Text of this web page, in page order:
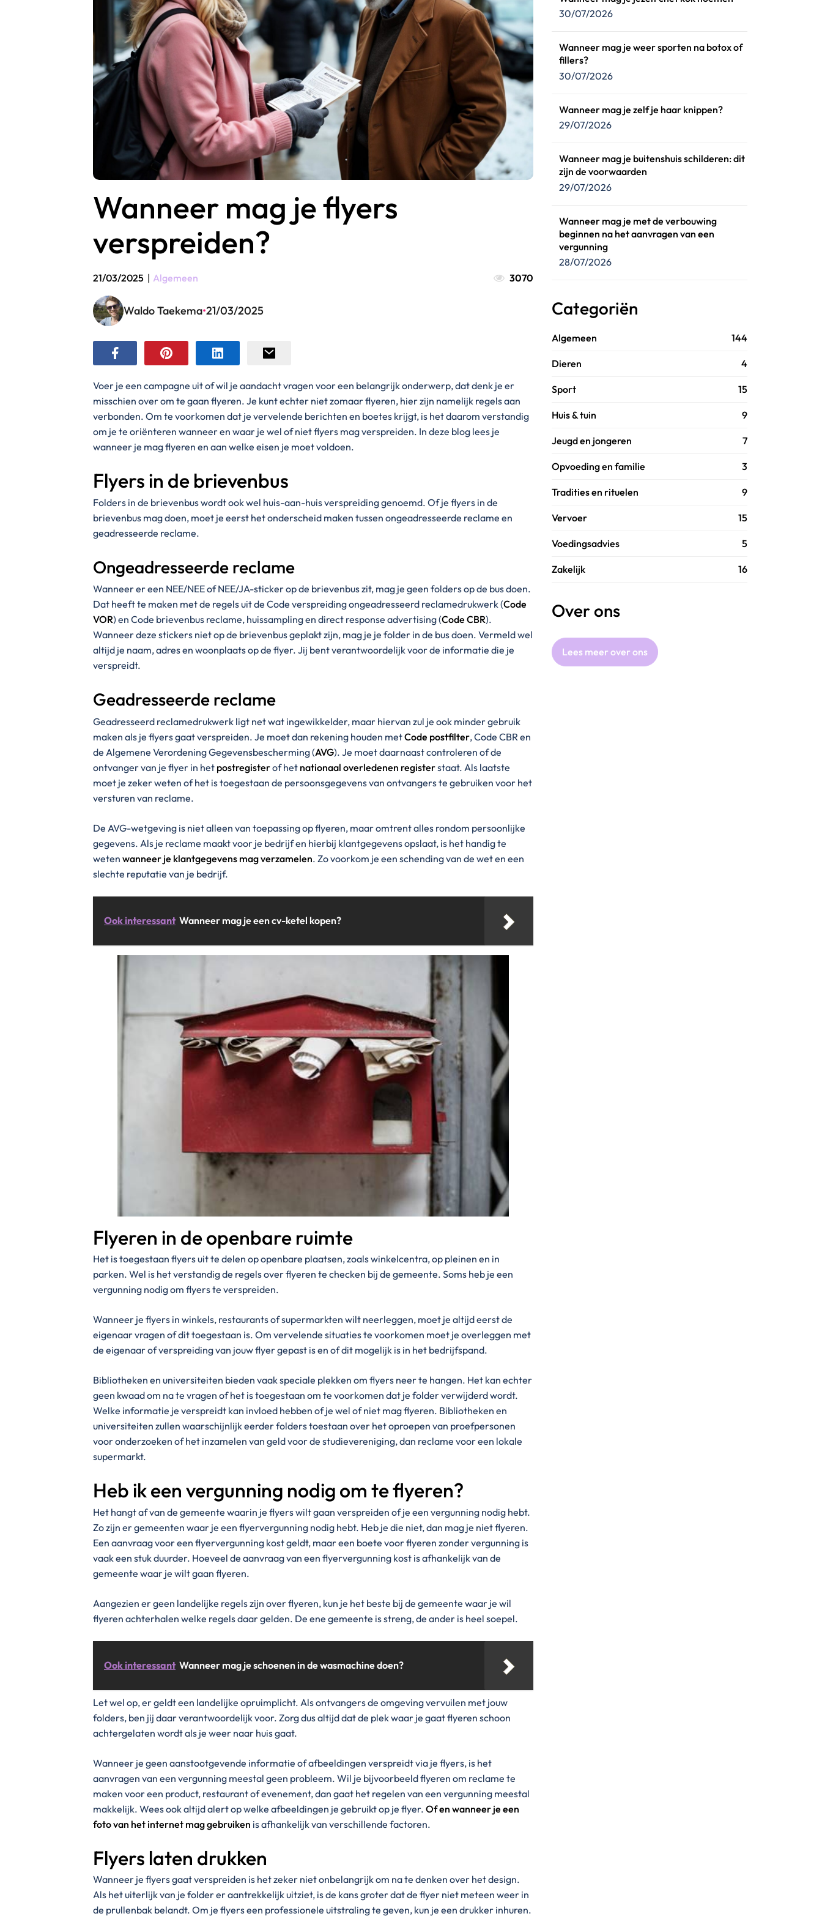
Wanneer mag je flyers
verspreiden?
21/03/2025 | Algemeen 3070
Waldo Taekema•21/03/2025
Voer je een campagne uit of wil je aandacht vragen voor een belangrijk onderwerp, dat denk je er
misschien over om te gaan flyeren. Je kunt echter niet zomaar flyeren, hier zijn namelijk regels aan
verbonden. Om te voorkomen dat je vervelende berichten en boetes krijgt, is het daarom verstandig
om je te oriënteren wanneer en waar je wel of niet flyers mag verspreiden. In deze blog lees je
wanneer je mag flyeren en aan welke eisen je moet voldoen.
Flyers in de brievenbus
Folders in de brievenbus wordt ook wel huis-aan-huis verspreiding genoemd. Of je flyers in de
brievenbus mag doen, moet je eerst het onderscheid maken tussen ongeadresseerde reclame en
geadresseerde reclame.
Ongeadresseerde reclame
Wanneer er een NEE/NEE of NEE/JA-sticker op de brievenbus zit, mag je geen folders op de bus doen.
Dat heeft te maken met de regels uit de Code verspreiding ongeadresseerd reclamedrukwerk (Code
VOR) en Code brievenbus reclame, huissampling en direct response advertising (Code CBR).
Wanneer deze stickers niet op de brievenbus geplakt zijn, mag je je folder in de bus doen. Vermeld wel
altijd je naam, adres en woonplaats op de flyer. Jij bent verantwoordelijk voor de informatie die je
verspreidt.
Geadresseerde reclame
Geadresseerd reclamedrukwerk ligt net wat ingewikkelder, maar hiervan zul je ook minder gebruik
maken als je flyers gaat verspreiden. Je moet dan rekening houden metCode postfilter, Code CBR en
de Algemene Verordening Gegevensbescherming (AVG). Je moet daarnaast controleren of de
ontvanger van je flyer in het postregisterof het nationaal overledenen registerstaat. Als laatste
moet je zeker weten of het is toegestaan de persoonsgegevens van ontvangers te gebruiken voor het
versturen van reclame.
De AVG-wetgeving is niet alleen van toepassing op flyeren, maar omtrent alles rondom persoonlijke
gegevens. Als je reclame maakt voor je bedrijf en hierbij klantgegevens opslaat, is het handig te
weten wanneer je klantgegevens mag verzamelen. Zo voorkom je een schending van de wet en een
slechte reputatie van je bedrijf.
Ook interessant Wanneer mag je een cv-ketel kopen?
Flyeren in de openbare ruimte
Het is toegestaan flyers uit te delen op openbare plaatsen, zoals winkelcentra, op pleinen en in
parken. Wel is het verstandig de regels over flyeren te checken bij de gemeente. Soms heb je een
vergunning nodig om flyers te verspreiden.
Wanneer je flyers in winkels, restaurants of supermarkten wilt neerleggen, moet je altijd eerst de
eigenaar vragen of dit toegestaan is. Om vervelende situaties te voorkomen moet je overleggen met
de eigenaar of verspreiding van jouw flyer gepast is en of dit mogelijk is in het bedrijfspand.
Bibliotheken en universiteiten bieden vaak speciale plekken om flyers neer te hangen. Het kan echter
geen kwaad om na te vragen of het is toegestaan om te voorkomen dat je folder verwijderd wordt.
Welke informatie je verspreidt kan invloed hebben of je wel of niet mag flyeren. Bibliotheken en
universiteiten zullen waarschijnlijk eerder folders toestaan over het oproepen van proefpersonen
voor onderzoeken of het inzamelen van geld voor de studievereniging, dan reclame voor een lokale
supermarkt.
Heb ik een vergunning nodig om te flyeren?
Het hangt af van de gemeente waarin je flyers wilt gaan verspreiden of je een vergunning nodig hebt.
Zo zijn er gemeenten waar je een flyervergunning nodig hebt. Heb je die niet, dan mag je niet flyeren.
Een aanvraag voor een flyervergunning kost geldt, maar een boete voor flyeren zonder vergunning is
vaak een stuk duurder. Hoeveel de aanvraag van een flyervergunning kost is afhankelijk van de
gemeente waar je wilt gaan flyeren.
Aangezien er geen landelijke regels zijn over flyeren, kun je het beste bij de gemeente waar je wil
flyeren achterhalen welke regels daar gelden. De ene gemeente is streng, de ander is heel soepel.
Ook interessant Wanneer mag je schoenen in de wasmachine doen?
Let wel op, er geldt een landelijke opruimplicht. Als ontvangers de omgeving vervuilen met jouw
folders, ben jij daar verantwoordelijk voor. Zorg dus altijd dat de plek waar je gaat flyeren schoon
achtergelaten wordt als je weer naar huis gaat.
Wanneer je geen aanstootgevende informatie of afbeeldingen verspreidt via je flyers, is het
aanvragen van een vergunning meestal geen probleem. Wil je bijvoorbeeld flyeren om reclame te
maken voor een product, restaurant of evenement, dan gaat het regelen van een vergunning meestal
makkelijk. Wees ook altijd alert op welke afbeeldingen je gebruikt op je flyer. Of en wanneer je een
foto van het internet mag gebruiken is afhankelijk van verschillende factoren.
Flyers laten drukken
Wanneer je flyers gaat verspreiden is het zeker niet onbelangrijk om na te denken over het design.
Als het uiterlijk van je folder er aantrekkelijk uitziet, is de kans groter dat de flyer niet meteen weer in
de prullenbak belandt. Om je flyers een professionele uitstraling te geven, kun je een drukker inhuren.
30/07/2026
Wanneer mag je weer sporten na botox of
fillers?
30/07/2026
Wanneer mag je zelf je haar knippen?
29/07/2026
Wanneer mag je buitenshuis schilderen: dit
zijn de voorwaarden
29/07/2026
Wanneer mag je met de verbouwing
beginnen na het aanvragen van een
vergunning
28/07/2026
Categoriën
Algemeen 144
Dieren 4
Sport 15
Huis & tuin 9
Jeugd en jongeren 7
Opvoeding en familie 3
Tradities en rituelen 9
Vervoer 15
Voedingsadvies 5
Zakelijk 16
Over ons
Lees meer over ons